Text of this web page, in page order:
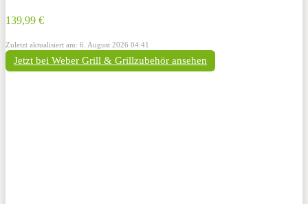
139,99 €
Zuletzt aktualisiert am: 6. August 2026 04:41
Jetzt bei Weber Grill & Grillzubehör ansehen